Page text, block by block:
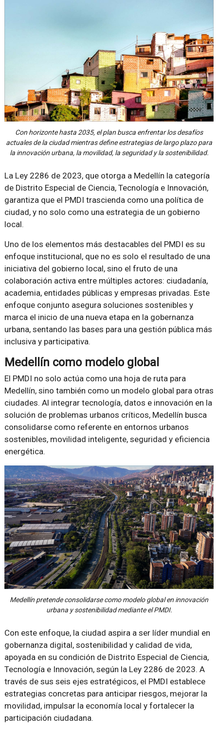
Con horizonte hasta 2035, el plan busca enfrentar los desafíos
actuales de la ciudad mientras define estrategias de largo plazo para
la innovación urbana, la movilidad, la seguridad y la sostenibilidad.
La Ley 2286 de 2023, que otorga a Medellín la categoría
de Distrito Especial de Ciencia, Tecnología e Innovación,
garantiza que el PMDI trascienda como una política de
ciudad, y no solo como una estrategia de un gobierno
local.
Uno de los elementos más destacables del PMDI es su
enfoque institucional, que no es solo el resultado de una
iniciativa del gobierno local, sino el fruto de una
colaboración activa entre múltiples actores: ciudadanía,
academia, entidades públicas y empresas privadas. Este
enfoque conjunto asegura soluciones sostenibles y
marca el inicio de una nueva etapa en la gobernanza
urbana, sentando las bases para una gestión pública más
inclusiva y participativa.
Medellín como modelo global
El PMDI no solo actúa como una hoja de ruta para
Medellín, sino también como un modelo global para otras
ciudades. Al integrar tecnología, datos e innovación en la
solución de problemas urbanos críticos, Medellín busca
consolidarse como referente en entornos urbanos
sostenibles, movilidad inteligente, seguridad y eficiencia
energética.
Medellín pretende consolidarse como modelo global en innovación
urbana y sostenibilidad mediante el PMDI.
Con este enfoque, la ciudad aspira a ser líder mundial en
gobernanza digital, sostenibilidad y calidad de vida,
apoyada en su condición de Distrito Especial de Ciencia,
Tecnología e Innovación, según la Ley 2286 de 2023. A
través de sus seis ejes estratégicos, el PMDI establece
estrategias concretas para anticipar riesgos, mejorar la
movilidad, impulsar la economía local y fortalecer la
participación ciudadana.